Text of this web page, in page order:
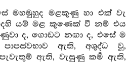
මහමුහුද මළකුණු හා එක් වැ
යම් මළ කුණෙක් වී නම් එය
ද, ගොඩට නඟා ද, එසේ ම
ඇති, අශුද්ධ වූ,
ඇති, වැසුණු කර්‍ම ඇති,